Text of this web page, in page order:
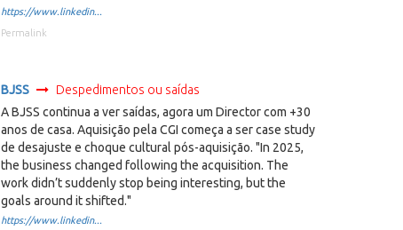
https://www.linkedin...
Permalink
BJSS
Despedimentos ou saídas
A BJSS continua a ver saídas, agora um Director com +30
anos de casa. Aquisição pela CGI começa a ser case study
de desajuste e choque cultural pós-aquisição. "In 2025,
the business changed following the acquisition. The
work didn’t suddenly stop being interesting, but the
goals around it shifted."
https://www.linkedin...